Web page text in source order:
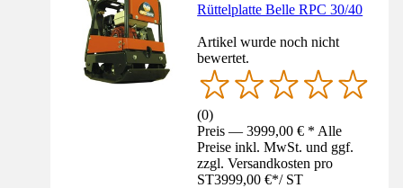
Rüttelplatte Belle RPC 30/40
Artikel wurde noch nicht
bewertet.
(0)
Preis — 3999,00 € * Alle
Preise inkl. MwSt. und ggf.
zzgl. Versandkosten pro
ST3999,00 €*/ ST